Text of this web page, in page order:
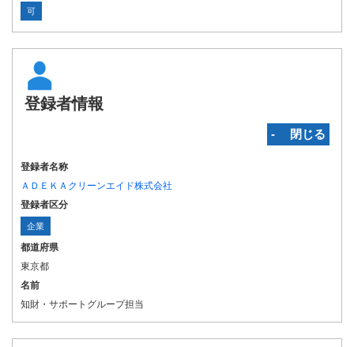
可
登録者情報
‐ 閉じる
登録者名称
ＡＤＥＫＡクリーンエイド株式会社
登録者区分
企業
都道府県
東京都
名前
知財・サポートグループ担当